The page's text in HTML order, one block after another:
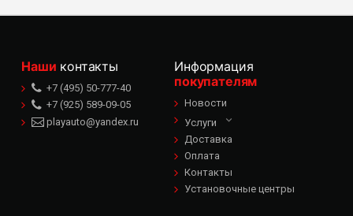
Наши контакты
+7 (495) 50-777-40
+7 (925) 589-09-05
playauto@yandex.ru
Информация
покупателям
Новости
Услуги
Доставка
Оплата
Контакты
Установочные центры